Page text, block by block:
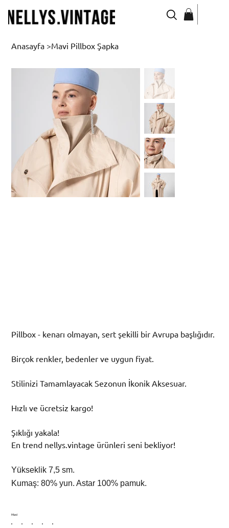
Anasayfa >Mavi Pillbox Şapka
Pillbox - kenarı olmayan, sert şekilli bir Avrupa başlığıdır.
Birçok renkler, bedenler ve uygun fiyat.
Stilinizi Tamamlayacak Sezonun İkonik Aksesuar.
Hızlı ve ücretsiz kargo!
Şıklığı yakala!
En trend nellys.vintage ürünleri seni bekliyor!
Yükseklik 7,5 sm.
Kumaş: 80% yun. Astar 100% pamuk.
Mavi